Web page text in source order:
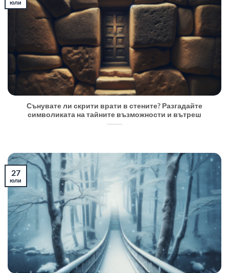
Сънувате ли скрити врати в стените? Разгадайте
символиката на тайните възможности и вътреш
юли
27
юли